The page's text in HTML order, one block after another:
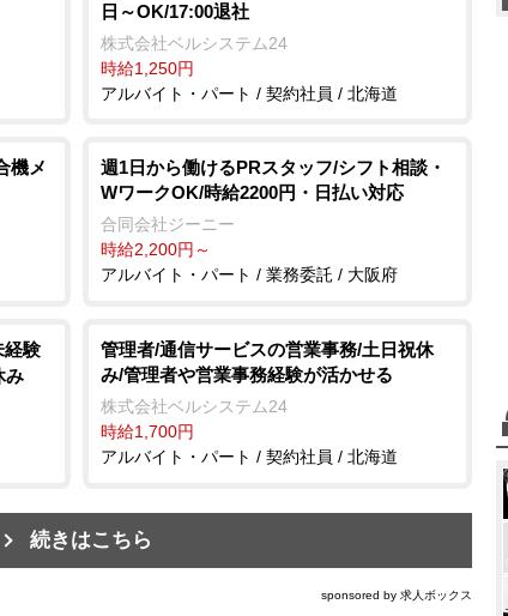
日～OK/17:00退社
株式会社ベルシステム24
時給1,250円
アルバイト・パート / 契約社員 / 北海道
機メ
週1日から働けるPRスタッフ/シフト相談・
WワークOK/時給2200円・日払い対応
合同会社ジーニー
時給2,200円～
アルバイト・パート / 業務委託 / 大阪府
経験
み
管理者/通信サービスの営業事務/土日祝休
み/管理者や営業事務経験が活かせる
株式会社ベルシステム24
時給1,700円
アルバイト・パート / 契約社員 / 北海道
続きはこちら
sponsored by 求人ボックス